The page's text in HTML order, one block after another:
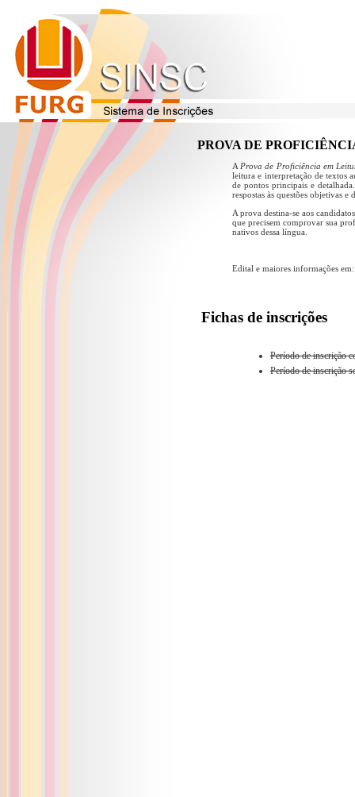
PROVA DE
A Prova de Proficiência em
leitura e interpretação de textos
de pontos principais e
respostas às questões objetivas
A prova destina-se aos
que precisem comprovar sua
nativos dessa língua.
Edital e maiores informações
Fichas de inscrições
Período de inscrição
Período de inscrição